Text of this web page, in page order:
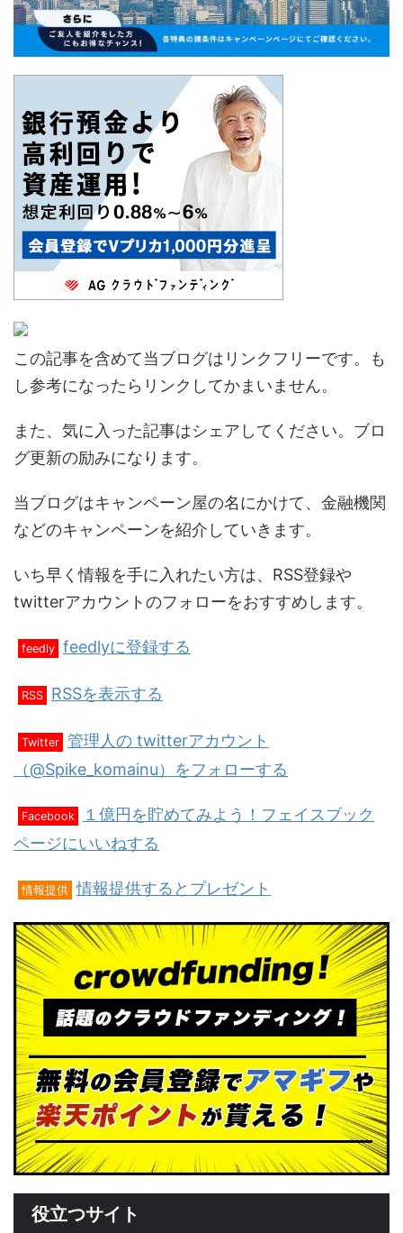
この記事を含めて当ブログはリンクフリーです。も
し参考になったらリンクしてかまいません。
また、気に入った記事はシェアしてください。ブロ
グ更新の励みになります。
当ブログはキャンペーン屋の名にかけて、金融機関
などのキャンペーンを紹介していきます。
いち早く情報を手に入れたい方は、RSS登録や
twitterアカウントのフォローをおすすめします。
feedly feedlyに登録する
RSS RSSを表示する
Twitter 管理人の twitterアカウント
（@Spike_komainu）をフォローする
Facebook
１億円を貯めてみよう！フェイスブック
ページにいいねする
情報提供 情報提供するとプレゼント
役立つサイト